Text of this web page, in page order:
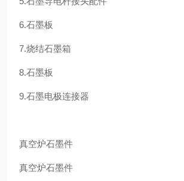
6.石墨板
7.烧结石墨箱
8.石墨板
9.石墨电极连接器
真空炉石墨件
真空炉石墨件